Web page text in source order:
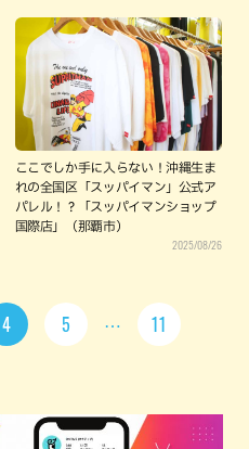
ここでしか手に入らない！沖縄生ま
れの全国区「スッパイマン」公式ア
パレル！？「スッパイマンショップ
国際店」（那覇市）
2025/08/26
4 5 11